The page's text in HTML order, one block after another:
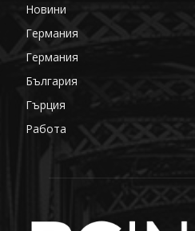
Новини
Германия
Германия
България
Гърция
Работа